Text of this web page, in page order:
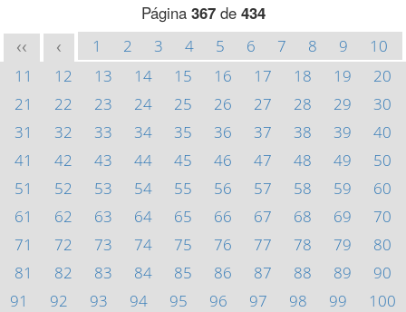
Página 367de 434
<< < 1 2 3 4 5 6 7 8 9
10
11
12 13 14 15 16 17 18 19
20
21
22 23 24 25 26 27 28 29
30
31
32 33 34 35 36 37 38 39
40
41
42 43 44 45 46 47 48 49
50
51
52 53 54 55 56 57 58 59
60
61
62 63 64 65 66 67 68 69
70
71
72 73 74 75 76 77 78 79
80
81
82 83 84 85 86 87 88 89
90
91
92 93 94 95 96 97 98 99
100